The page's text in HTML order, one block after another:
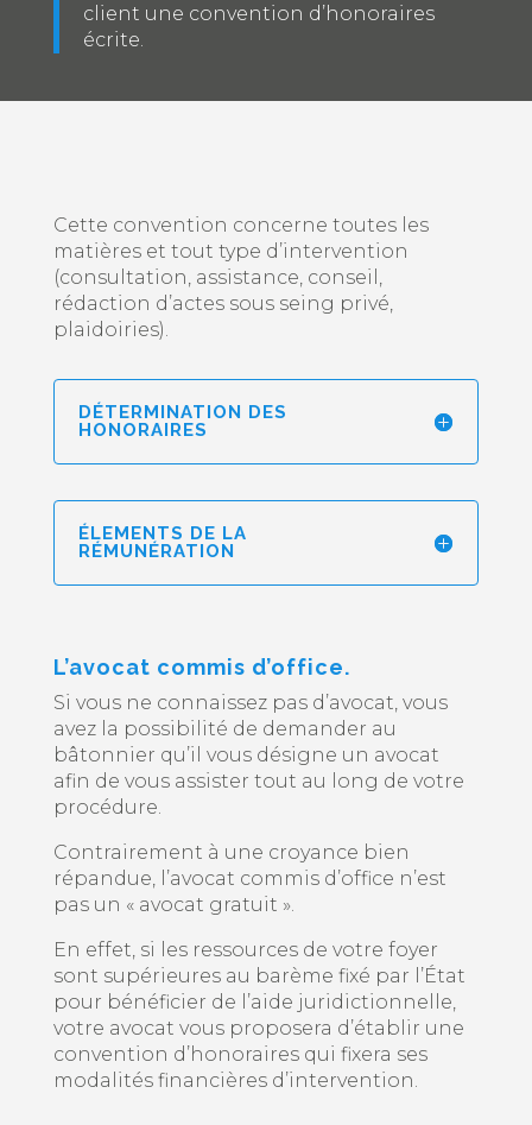
client une convention d’honoraires
écrite.
Cette convention concerne toutes les
matières et tout type d’intervention
(consultation, assistance, conseil,
rédaction d’actes sous seing privé,
plaidoiries).
DÉTERMINATION DES
HONORAIRES
ÉLEMENTS DE LA
RÉMUNÉRATION
L’avocat commis d’office.
Si vous ne connaissez pas d’avocat, vous
avez la possibilité de demander au
bâtonnier qu’il vous désigne un avocat
afin de vous assister tout au long de votre
procédure.
Contrairement à une croyance bien
répandue, l’avocat commis d’office n’est
pas un « avocat gratuit ».
En effet, si les ressources de votre foyer
sont supérieures au barème fixé par l’État
pour bénéficier de l’aide juridictionnelle,
votre avocat vous proposera d’établir une
convention d’honoraires qui fixera ses
modalités financières d’intervention.